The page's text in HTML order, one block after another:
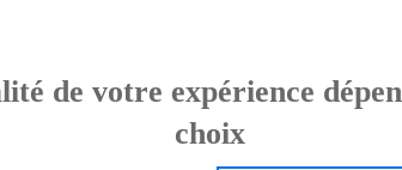
de votre expérience
choix